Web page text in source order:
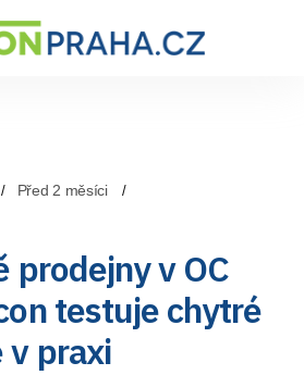
Před 2 měsíci
prodejny v OC
testuje chytré
v praxi